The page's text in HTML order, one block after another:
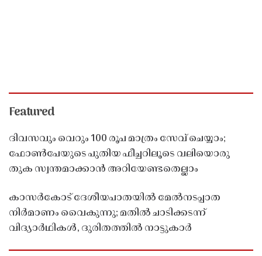
Featured
ദിവസവും വെറും 100 രൂപ മാത്രം സേവ് ചെയ്യാം;
ഫോൺപേയുടെ പുതിയ ഫീച്ചറിലൂടെ വലിയൊരു
തുക സ്വന്തമാക്കാൻ അറിയേണ്ടതെല്ലാം
കാസർകോട് ദേശീയപാതയിൽ മേൽനടപ്പാത
നിർമാണം വൈകുന്നു; മതിൽ ചാടിക്കടന്ന്
വിദ്യാർഥികൾ, ദുരിതത്തിൽ നാട്ടുകാർ